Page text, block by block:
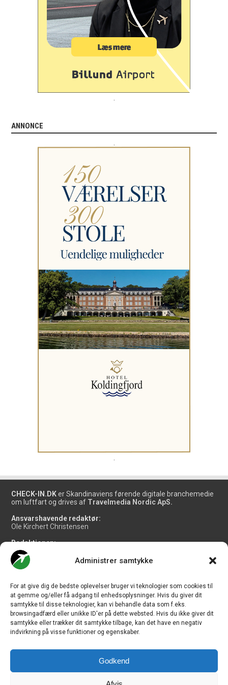
Administrer samtykke
For at give dig de bedste oplevelser bruger vi teknologier som cookies til
at gemme og/eller få adgang til enhedsoplysninger. Hvis du giver dit
samtykke til disse teknologier, kan vi behandle data som f.eks.
browsingadfærd eller unikke ID'er på dette websted. Hvis du ikke giver dit
samtykke eller trækker dit samtykke tilbage, kan det have en negativ
indvirkning på visse funktioner og egenskaber.
Godkend
ANNONCE
CHECK-IN.DK er Skandinaviens førende digitale branchemedie
om luftfart og drives af Travelmedia Nordic ApS.
Ansvarshavende redaktør:
Ole Kirchert Christensen
Redaktionen:
Christian Granhøj Skouboe
Henrik Baumgarten
Danny Longhi Andreasen
Salg og jobannoncer:
salg@travelmedianordic.com
Vi tager ansvar for indholdet og er tilmeldt